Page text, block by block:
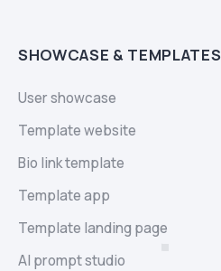
SHOWCASE & TEMPLATES
User showcase
Template website
Bio link template
Template app
Template landing page
AI prompt studio